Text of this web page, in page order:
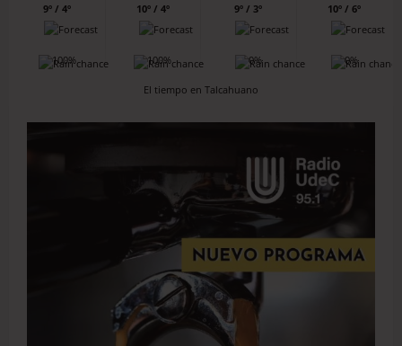
9º / 4º
100%
10º / 4º
100%
9º / 3º
0%
10º / 6º
0%
El tiempo en Talcahuano